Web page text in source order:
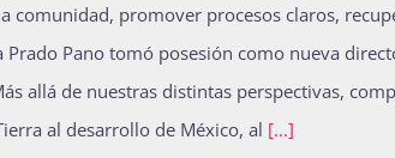
comunidad, promover procesos claros,
Pano tomó posesión como nueva
allá de nuestras distintas perspectivas,
al desarrollo de México, al [...]